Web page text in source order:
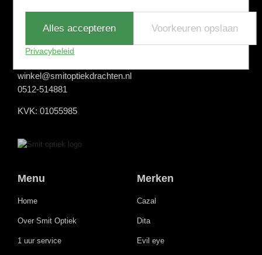
Smit Optiek Drachten
9203 AL Drachten
winkel@smitoptiekdrachten.nl
0512-514881
KVK: 01055985
Menu
Home
Over Smit Optiek
1 uur service
Merken
Cazal
Dita
Evil eye
Alles accepteren Voorkeuren opslaan
Privacybeleid